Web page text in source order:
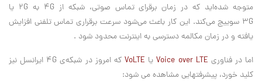
متوجه شده‌اید که در زمان برقرای تماس صوتی، شبکه از 4G
به 2G
یا
3G سوییچ می‌کند. این کار باعث می‌شود سرعت برقراری تماس تلفنی افزایش
یافته و در زمان مکالمه دسترسی به اینترنت محدود شود .
اما در فناوری Voice over LTE یا VoLTE که امروز در شبکه‌ی 4G
ایرانسل نیز
کلید خورد، پیشرفتهایی مشاهده می شود: